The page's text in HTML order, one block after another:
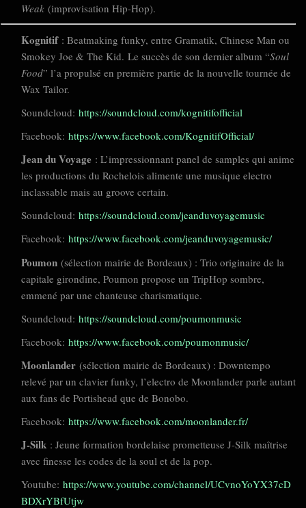
Weak (improvisation Hip-Hop).
Kognitif: Beatmaking funky, entre Gramatik, Chinese Man ou
Smokey Joe & The Kid. Le succès de son dernier album “Soul
Food” l’a propulsé en première partie de la nouvelle tournée de
Wax Tailor.
Soundcloud: https://soundcloud.com/kognitifofficial
Facebook: https://www.facebook.com/KognitifOfficial/
Jean du Voyage : L’impressionnant panel de samples qui anime
les productions du Rochelois alimente une musique electro
inclassable mais au groove certain.
Soundcloud: https://soundcloud.com/jeanduvoyagemusic
Facebook: https://www.facebook.com/jeanduvoyagemusic/
Poumon (sélection mairie de Bordeaux) : Trio originaire de la
capitale girondine, Poumon propose un TripHop sombre,
emmené par une chanteuse charismatique.
Soundcloud: https://soundcloud.com/poumonmusic
Facebook: https://www.facebook.com/poumonmusic/
Moonlander (sélection mairie de Bordeaux) : Downtempo
relevé par un clavier funky, l’electro de Moonlander parle autant
aux fans de Portishead que de Bonobo.
Facebook: https://www.facebook.com/moonlander.fr/
J-Silk : Jeune formation bordelaise prometteuse J-Silk maîtrise
avec finesse les codes de la soul et de la pop.
Youtube: https://www.youtube.com/channel/UCvnoYoYX37cD
BDXrYBfUtjw